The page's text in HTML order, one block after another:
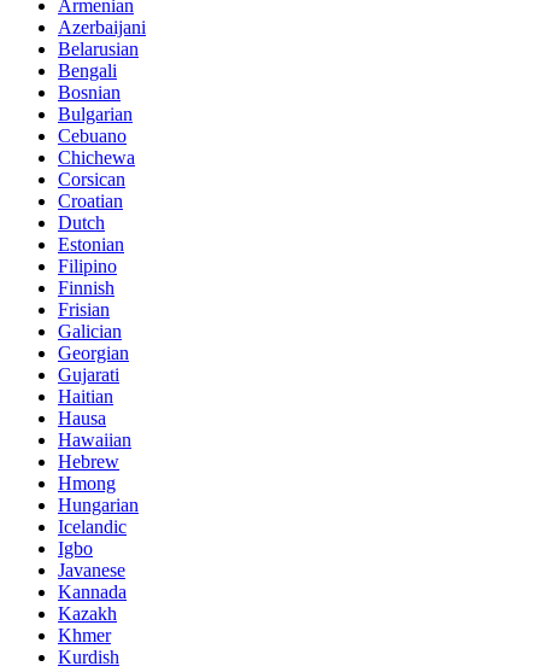
Armenian
Azerbaijani
Belarusian
Bengali
Bosnian
Bulgarian
Cebuano
Chichewa
Corsican
Croatian
Dutch
Estonian
Filipino
Finnish
Frisian
Galician
Georgian
Gujarati
Haitian
Hausa
Hawaiian
Hebrew
Hmong
Hungarian
Icelandic
Igbo
Javanese
Kannada
Kazakh
Khmer
Kurdish